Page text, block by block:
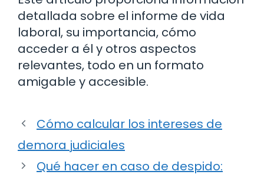
detallada sobre el informe de vida
laboral, su importancia, cómo
acceder a él y otros aspectos
relevantes, todo en un formato
amigable y accesible.
Cómo calcular los intereses de
demora judiciales
Qué hacer en caso de despido: